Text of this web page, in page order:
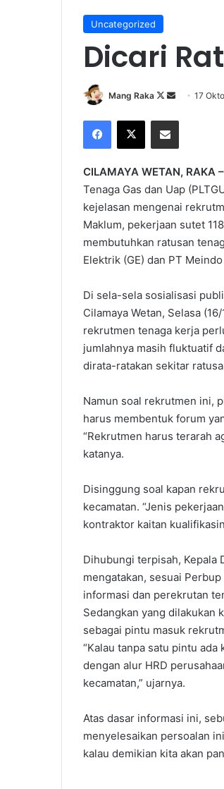
Uncategorized
Dicari
Mang Raka
Follow
X
Send17
Facebook
X Share via Email
CILAMAYA WETAN, RAKA –
Tenaga Gas dan Uap
kejelasan mengenai
Maklum, pekerjaan sutet
membutuhkan ratusan
Elektrik (GE) dan PT
Di sela-sela sosialisasi
Cilamaya Wetan, Selasa
rekrutmen tenaga kerja
jumlahnya masih fluktuatif
dirata-ratakan sekitar
Namun soal rekrutmen ini,
harus membentuk forum
“Rekrutmen harus terarah
katanya.
Disinggung soal kapan
kecamatan. “Jenis
kontraktor kaitan
Dihubungi terpisah, Kepala
mengatakan, sesuai
informasi dan perekrutan
Sedangkan yang dilakukan
sebagai pintu masuk
“Kalau tanpa satu pintu
dengan alur HRD
kecamatan,” ujarnya.
Atas dasar informasi ini,
menyelesaikan persoalan
kalau demikian kita akan